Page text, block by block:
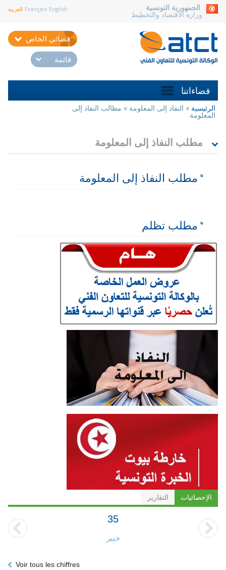
الجمهورية التونسية
وزارة الاقتصاد والتخطيط
Français English العربية
فضائي الخاص
قائمة
فضاءاتنا
أنت
هنا
الرئيسية » النفاذ إلى المعلومة » مطالب النفاذ إلى
المعلومة
مطلب النفاذ إلى المعلومة
مطلب النفاذ إلى المعلومة
مطلب تظلم
الإحصائيات التقارير
35
خبير
Voir tous les chiffres